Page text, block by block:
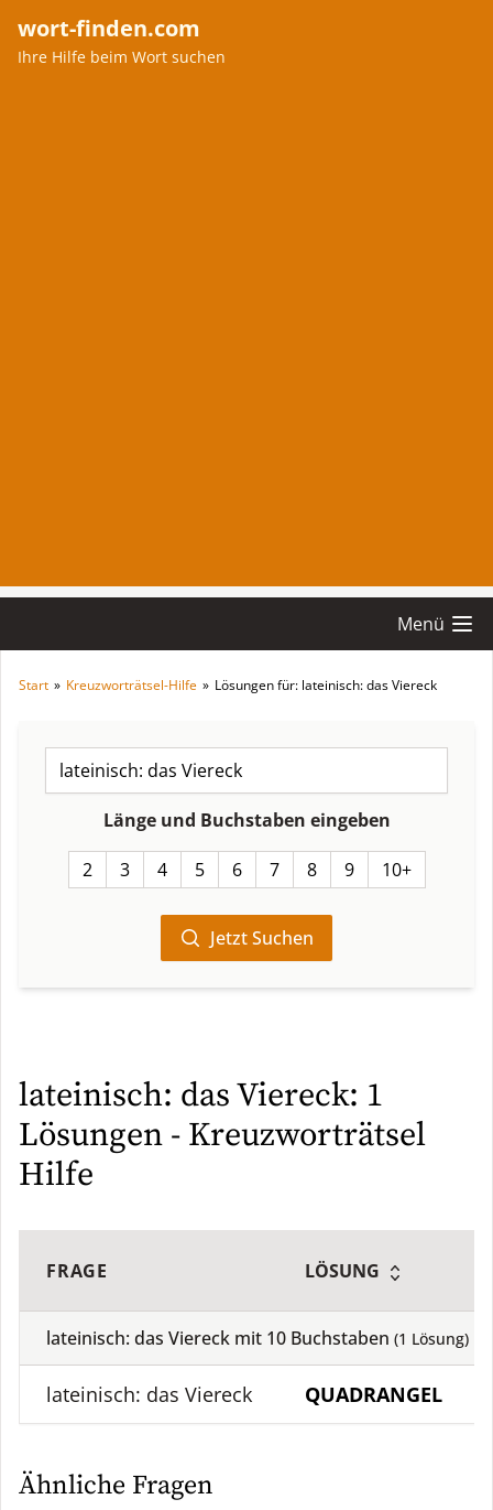
wort-finden.com
Ihre Hilfe beim Wort suchen
Menü
Start » Kreuzworträtsel-Hilfe » Lösungen für: lateinisch: das Viereck
Länge und Buchstaben eingeben
2 3 4 5 6 7 8 9 10+
Jetzt Suchen
lateinisch: das Viereck: 1
Lösungen - Kreuzworträtsel
Hilfe
FRAGE LÖSUNG
lateinisch: das Viereck mit 10 Buchstaben (1 Lösung)
lateinisch: das Viereck QUADRANGEL
Ähnliche Fragen